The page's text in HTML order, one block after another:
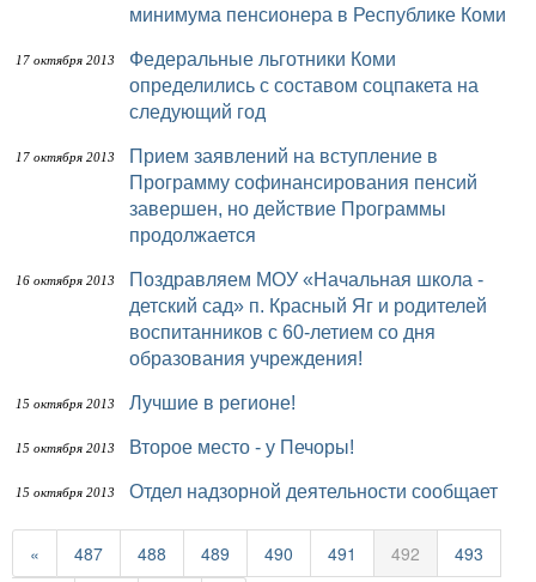
минимума пенсионера в Республике Коми
17 октября 2013
Федеральные льготники Коми
определились с составом соцпакета на
следующий год
17 октября 2013
Прием заявлений на вступление в
Программу софинансирования пенсий
завершен, но действие Программы
продолжается
16 октября 2013
Поздравляем МОУ «Начальная школа -
детский сад» п. Красный Яг и родителей
воспитанников с 60-летием со дня
образования учреждения!
15 октября 2013 Лучшие в регионе!
15 октября 2013 Второе место - у Печоры!
15 октября 2013 Отдел надзорной деятельности сообщает
« 487 488 489 490 491 492 493